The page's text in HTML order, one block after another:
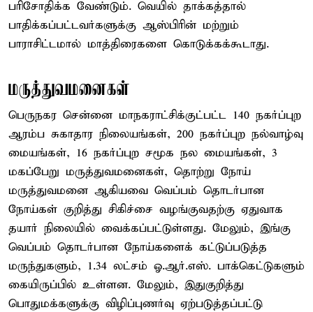
பரிசோதிக்க வேண்டும். வெயில் தாக்கத்தால்
பாதிக்கப்பட்டவர்களுக்கு ஆஸ்பிரின் மற்றும்
பாராசிட்டமால் மாத்திரைகளை கொடுக்கக்கூடாது.
மருத்துவமனைகள்
பெருநகர சென்னை மாநகராட்சிக்குட்பட்ட 140 நகர்ப்புற
ஆரம்ப சுகாதார நிலையங்கள், 200 நகர்ப்புற நல்வாழ்வு
மையங்கள், 16 நகர்ப்புற சமூக நல மையங்கள், 3
மகப்பேறு மருத்துவமனைகள், தொற்று நோய்
மருத்துவமனை ஆகியவை வெப்பம் தொடர்பான
நோய்கள் குறித்து சிகிச்சை வழங்குவதற்கு ஏதுவாக
தயார் நிலையில் வைக்கப்பட்டுள்ளது. மேலும், இங்கு
வெப்பம் தொடர்பான நோய்களைக் கட்டுப்படுத்த
மருந்துகளும், 1.34 லட்சம் ஓ.ஆர்.எஸ். பாக்கெட்டுகளும்
கையிருப்பில் உள்ளன. மேலும், இதுகுறித்து
பொதுமக்களுக்கு விழிப்புணர்வு ஏற்படுத்தப்பட்டு